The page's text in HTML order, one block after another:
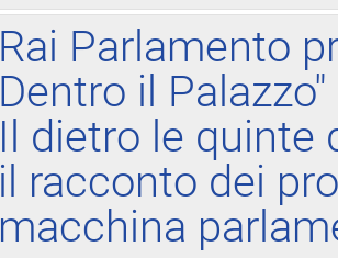
Rai Parlamento
Dentro il Palazzo"
Il dietro le quinte
il racconto dei
macchina